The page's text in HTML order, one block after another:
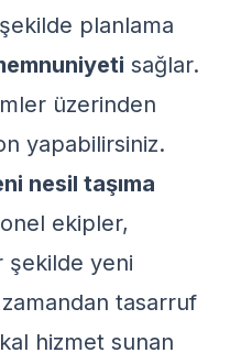
planlama
sağlar.
üzerinden
yapabilirsiniz.
nesil taşıma
ekipler,
şekilde yeni
tasarruf
hizmet sunan